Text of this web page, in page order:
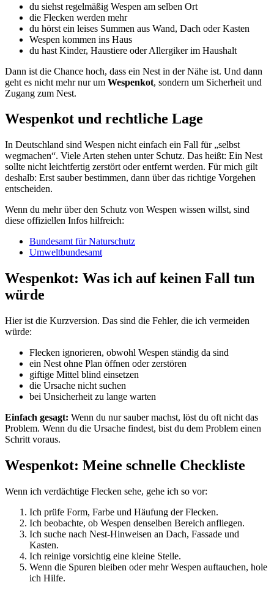
du siehst regelmäßig Wespen am selben Ort
die Flecken werden mehr
du hörst ein leises Summen aus Wand, Dach oder Kasten
Wespen kommen ins Haus
du hast Kinder, Haustiere oder Allergiker im Haushalt
Dann ist die Chance hoch, dass ein Nest in der Nähe ist. Und dann
geht es nicht mehr nur um Wespenkot, sondern um Sicherheit und
Zugang zum Nest.
Wespenkot und rechtliche Lage
In Deutschland sind Wespen nicht einfach ein Fall für „selbst
wegmachen“. Viele Arten stehen unter Schutz. Das heißt: Ein Nest
sollte nicht leichtfertig zerstört oder entfernt werden. Für mich gilt
deshalb: Erst sauber bestimmen, dann über das richtige Vorgehen
entscheiden.
Wenn du mehr über den Schutz von Wespen wissen willst, sind
diese offiziellen Infos hilfreich:
Bundesamt für Naturschutz
Umweltbundesamt
Wespenkot: Was ich auf keinen Fall tun
würde
Hier ist die Kurzversion. Das sind die Fehler, die ich vermeiden
würde:
Flecken ignorieren, obwohl Wespen ständig da sind
ein Nest ohne Plan öffnen oder zerstören
giftige Mittel blind einsetzen
die Ursache nicht suchen
bei Unsicherheit zu lange warten
Einfach gesagt: Wenn du nur sauber machst, löst du oft nicht das
Problem. Wenn du die Ursache findest, bist du dem Problem einen
Schritt voraus.
Wespenkot: Meine schnelle Checkliste
Wenn ich verdächtige Flecken sehe, gehe ich so vor:
Ich prüfe Form, Farbe und Häufung der Flecken.
Ich beobachte, ob Wespen denselben Bereich anfliegen.
Ich suche nach Nest-Hinweisen an Dach, Fassade und
Kasten.
Ich reinige vorsichtig eine kleine Stelle.
Wenn die Spuren bleiben oder mehr Wespen auftauchen, hole
ich Hilfe.